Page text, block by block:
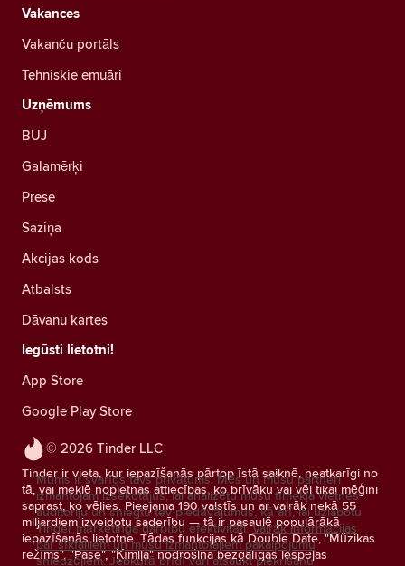
© 2026 Tinder LLC
Tinder ir vieta, kur iepazīšanās pārtop īstā saiknē, neatkarīgi no
tā, vai meklē nopietnas attiecības, ko brīvāku vai vēl tikai mēģini
saprast, ko vēlies. Pieejama 190 valstīs un ar vairāk nekā 55
miljardiem izveidotu saderību — tā ir pasaulē populārākā
iepazīšanās lietotne. Tādas funkcijas kā Double Date, "Mūzikas
režīms", "Pase", "Ķīmija" nodrošina bezgalīgas iespējas
Vakances
Vakanču portāls
Tehniskie emuāri
Uzņēmums
BUJ
Galamērķi
Prese
Saziņa
Akcijas kods
Atbalsts
Dāvanu kartes
Iegūsti lietotni!
App Store
Google Play Store
Mums ir svarīgs tavs privātums. Mēs un mūsu partneri
izmantojam izsekotājus, lai analizētu mūsu tīmekļa vietnes
auditoriju un sniegtu tev piedāvājumus, kā arī, lai uzlabotu
Tinder mārketinga darbību efektivitāti. Vairāk informācijas
par sīkfailiem un mūsu izmantotajiem pakalpojumu
sniedzējiem. Jebkurā brīdī vari atsaukt piekrišanu